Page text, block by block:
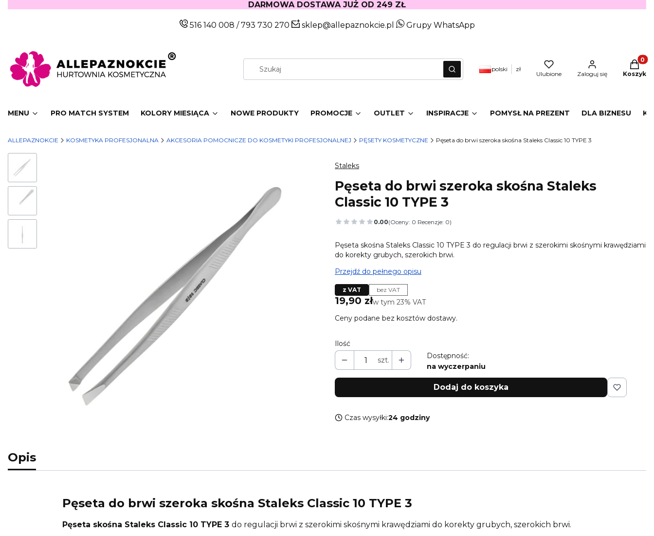
DARMOWA DOSTAWA JUŻ OD 249 ZŁ
516 140 008 /793 730 270 sklep@allepaznokcie.pl Grupy WhatsApp
WyczyśćSzukaj polski zł
Ulubione Zaloguj się Koszyk
MENU PRO MATCH SYSTEM KOLORY MIESIĄCA NOWE PRODUKTY PROMOCJE OUTLET INSPIRACJE POMYSŁ NA PREZENT DLA BIZNESU
ALLEPAZNOKCIE KOSMETYKA PROFESJONALNA AKCESORIA POMOCNICZE DO KOSMETYKI PROFESJONALNEJ PĘSETY KOSMETYCZNE Pęseta do brwi szeroka skośna Staleks Classic 10 TYPE 3
Staleks
Pęseta do brwi szeroka skośna Staleks
Classic 10 TYPE 3
0.00(Oceny: 0 Recenzje: 0)
Przejdź do sekcji Opinie
Pęseta skośna Staleks Classic 10 TYPE 3 do regulacji brwi z szerokimi skośnymi krawędziami
do korekty grubych, szerokich brwi.
Przejdź do pełnego opisu
z VAT bez VAT
Cena
19,90 złw tym 23% VAT
w tym 23% VAT
Ceny podane bez kosztów dostawy.
Ilość
szt.
Dostępność:
na wyczerpaniu
Dodaj do koszyka
Czas wysyłki:24 godziny
Opis
Pęseta do brwi szeroka skośna Staleks Classic 10 TYPE 3
Pęseta skośna Staleks Classic 10 TYPE 3 do regulacji brwi z szerokimi skośnymi krawędziami do korekty grubych, szerokich brwi.